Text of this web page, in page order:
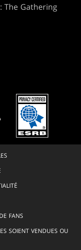
The Gathering
FANS
SOIENT VENDUES OU